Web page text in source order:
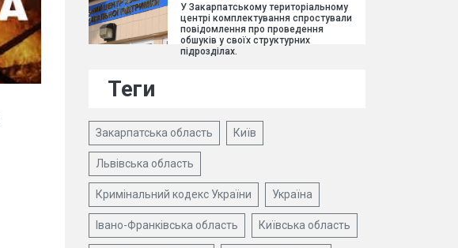
У Закарпатському територіальному
центрі комплектування спростували
повідомлення про проведення
обшуків у своїх структурних
підрозділах.
Теги
Закарпатська область Київ
Львівська область
Кримінальний кодекс України Україна
Івано-Франківська область Київська область